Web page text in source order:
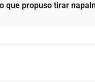
sobre el Gran